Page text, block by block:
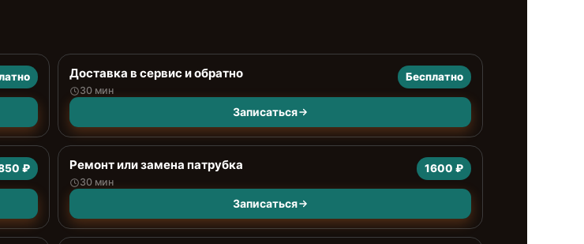
Доставка в сервис и обратно
30 мин
Бесплатно
Записаться
₽ Ремонт или замена патрубка
30 мин
1600 ₽
Записаться